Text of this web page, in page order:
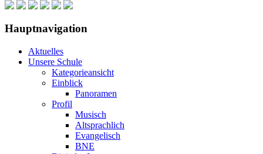
Hauptnavigation
Aktuelles
Unsere Schule
Kategorieansicht
Einblick
Panoramen
Profil
Musisch
Altsprachlich
Evangelisch
BNE